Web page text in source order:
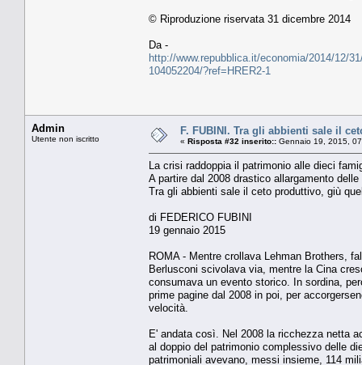
© Riproduzione riservata 31 dicembre 2014
Da -
http://www.repubblica.it/economia/2014/12/
104052204/?ref=HRER2-1
Admin
Utente non iscritto
F. FUBINI. Tra gli abbienti sale il
« Risposta #32 inserito:: Gennaio 19, 2015,
La crisi raddoppia il patrimonio alle dieci
A partire dal 2008 drastico allargamento
Tra gli abbienti sale il ceto produttivo, giù
di FEDERICO FUBINI
19 gennaio 2015
ROMA - Mentre crollava Lehman Brothers,
Berlusconi scivolava via, mentre la Cina
consumava un evento storico. In sordina,
prime pagine dal 2008 in poi, per
velocità.
E' andata così. Nel 2008 la ricchezza netta
al doppio del patrimonio complessivo delle
patrimoniali avevano, messi insieme, 114